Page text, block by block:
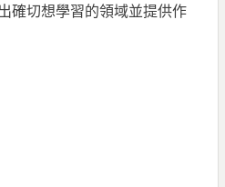
確切想學習的領域並提供作